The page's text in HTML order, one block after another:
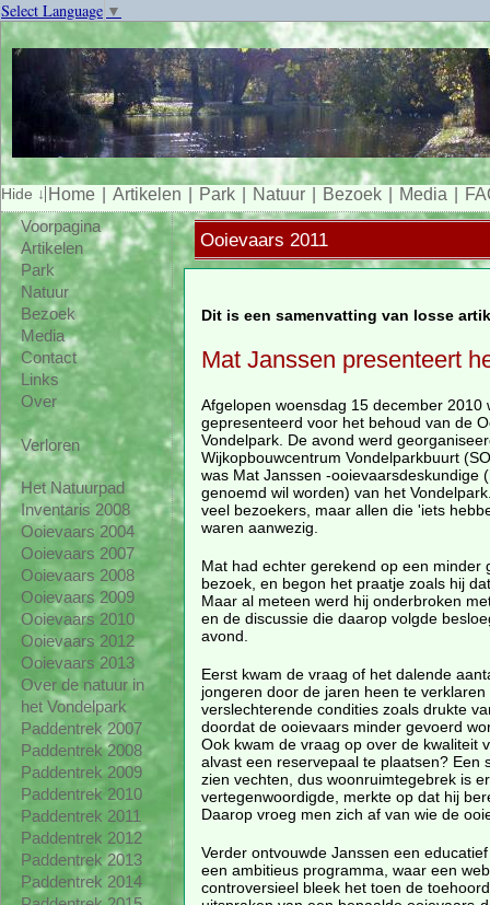
Select Language ▼
Home Artikelen Park Natuur Bezoek Media
Voorpagina
Artikelen
Park
Natuur
Bezoek
Media
Contact
Links
Over
Verloren
Het Natuurpad
Inventaris 2008
Ooievaars 2004
Ooievaars 2007
Ooievaars 2008
Ooievaars 2009
Ooievaars 2010
Ooievaars 2012
Ooievaars 2013
Over de natuur in
het Vondelpark
Paddentrek 2007
Paddentrek 2008
Paddentrek 2009
Paddentrek 2010
Paddentrek 2011
Paddentrek 2012
Paddentrek 2013
Paddentrek 2014
Ooievaars 2011
Dit is een samenvatting van losse
Mat Janssen presenteert
Afgelopen woensdag 15 december 2010
gepresenteerd voor het behoud van de
Vondelpark. De avond werd
Wijkopbouwcentrum Vondelparkbuurt
was Mat Janssen -ooievaarsdeskundige
genoemd wil worden) van het
veel bezoekers, maar allen die 'iets
waren aanwezig.
Mat had echter gerekend op een minder
bezoek, en begon het praatje zoals hij
Maar al meteen werd hij onderbroken
en de discussie die daarop volgde
avond.
Eerst kwam de vraag of het dalende
jongeren door de jaren heen te
verslechterende condities zoals drukte
doordat de ooievaars minder gevoerd
Ook kwam de vraag op over de kwaliteit
alvast een reservepaal te plaatsen?
zien vechten, dus woonruimtegebrek is
vertegenwoordigde, merkte op dat hij
Daarop vroeg men zich af van wie de
Verder ontvouwde Janssen een
een ambitieus programma, waar een
controversieel bleek het toen de